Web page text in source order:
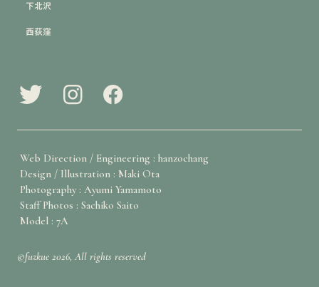
下北沢
西荻窪
Web Direction / Engineering : hanzochang
Design / Illustration : Maki Ota
Photography : Ayumi Yamamoto
Staff Photos : Sachiko Saito
Model : 7A
©fuzkue 2026, All rights reserved